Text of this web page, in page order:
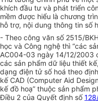
khích đầu tư và phát triển
mềm được hiểu là chương
hỗ trợ, nội dung thông tin số
- Theo công văn số 2515/
học và Công nghệ thì “các
AC004-03 ngày 14/12/2003
các sản phẩm dữ liệu thiết
dạng điện tử số hoá theo
kế CAD (Computer Aid
kế đồ hoạ” thuộc sản phẩm
Điều 2 của Quyết định số